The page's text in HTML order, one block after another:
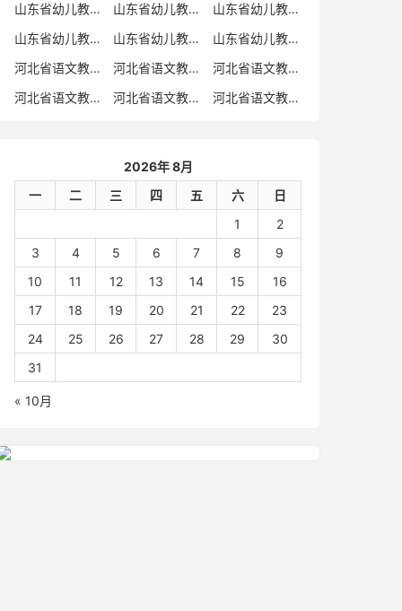
山东省幼儿教师招聘
山东省幼儿教师考试
山东省幼儿教师招聘考试真题
山东省幼儿教师招聘考试真题卷
山东省幼儿教师编制考试真题
山东省幼儿教师编制考试真题卷
河北省语文教师招聘
河北省语文教师招聘考试真题
河北省语文教师招聘考试真题卷
河北省语文教师编制考试真题
河北省语文教师编制考试真题卷 河北省语文教师考试
2026年 8月
一
二 三 四 五 六
日
1
2
3
4 5 6 7 8
9
10
11 12 13 14 15
16
17
18 19 20 21 22
23
24
25 26 27 28 29
30
31
« 10月